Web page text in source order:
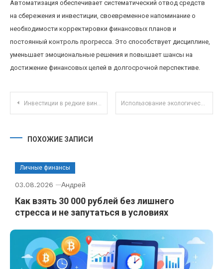
Автоматизация обеспечивает систематический отвод средств
на сбережения и инвестиции, своевременное напоминание о
необходимости корректировки финансовых планов и
постоянный контроль прогресса. Это способствует дисциплине,
уменьшает эмоциональные решения и повышает шансы на
достижение финансовых целей в долгосрочной перспективе.
Навигация по записям
Инвестиции в редкие винтажные стеклянные бутылки: новые возможности коллекционной экономики Использование экологических факторов при выборе ПИФов: тренды и реальные возможности
ПОХОЖИЕ ЗАПИСИ
Личные финансы
03.08.2026 Андрей
Как взять 30 000 рублей без лишнего
стресса и не запутаться в условиях